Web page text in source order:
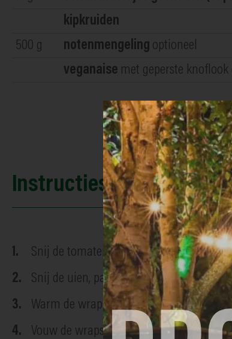
kipkruiden
500 g notenmengeling optioneel
veganaise met geperste knoflook
Instructies
Snij de tomaten en komkommers in
Snij de uien, paprika, champignons en
Warm de wrap even op en smeer in met
Vouw de wraps dicht en rol in